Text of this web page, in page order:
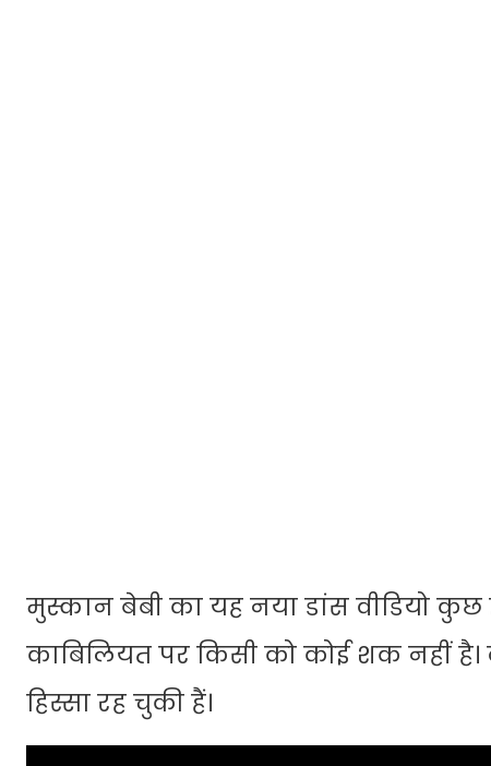
मुस्कान बेबी का यह नया डांस वीडियो
काबिलियत पर किसी को कोई शक नहीं है।
हिस्सा रह चुकी हैं।